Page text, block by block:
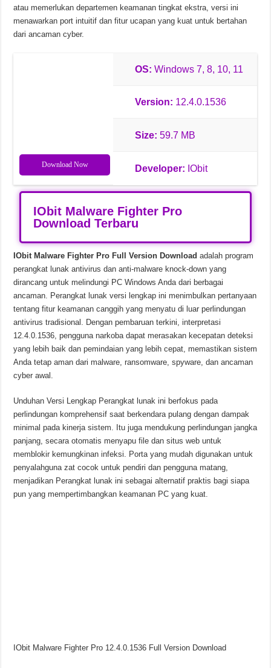
atau memerlukan departemen keamanan tingkat ekstra, versi ini
menawarkan port intuitif dan fitur ucapan yang kuat untuk bertahan
dari ancaman cyber.
Download Now
OS: Windows 7, 8, 10, 11
Version: 12.4.0.1536
Size: 59.7 MB
Developer: IObit
IObit Malware Fighter Pro
Download Terbaru
IObit Malware Fighter Pro Full Version Download adalah program
perangkat lunak antivirus dan anti-malware knock-down yang
dirancang untuk melindungi PC Windows Anda dari berbagai
ancaman. Perangkat lunak versi lengkap ini menimbulkan pertanyaan
tentang fitur keamanan canggih yang menyatu di luar perlindungan
antivirus tradisional. Dengan pembaruan terkini, interpretasi
12.4.0.1536, pengguna narkoba dapat merasakan kecepatan deteksi
yang lebih baik dan pemindaian yang lebih cepat, memastikan sistem
Anda tetap aman dari malware, ransomware, spyware, dan ancaman
cyber awal.
Unduhan Versi Lengkap Perangkat lunak ini berfokus pada
perlindungan komprehensif saat berkendara pulang dengan dampak
minimal pada kinerja sistem. Itu juga mendukung perlindungan jangka
panjang, secara otomatis menyapu file dan situs web untuk
memblokir kemungkinan infeksi. Porta yang mudah digunakan untuk
penyalahguna zat cocok untuk pendiri dan pengguna matang,
menjadikan Perangkat lunak ini sebagai alternatif praktis bagi siapa
pun yang mempertimbangkan keamanan PC yang kuat.
IObit Malware Fighter Pro 12.4.0.1536 Full Version Download